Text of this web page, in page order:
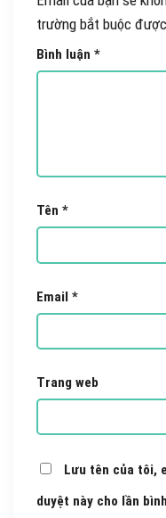
trường bắt buộc
Bình luận *
Tên *
Email *
Trang web
Lưu tên của tôi,
duyệt này cho lần